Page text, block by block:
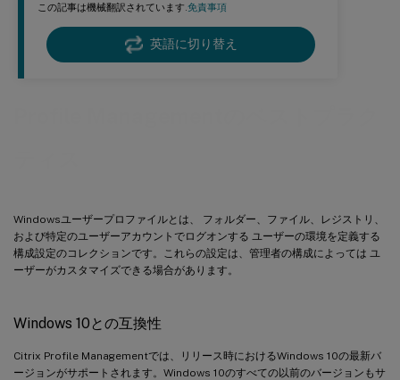
この記事は機械翻訳されています.免責事項
英語に切り替え
Windowsユーザープロファイルとは、 フォルダー、ファイル、レジストリ、
および特定のユーザーアカウントでログオンする ユーザーの環境を定義する
構成設定のコレクションです。これらの設定は、管理者の構成によっては ユ
ーザーがカスタマイズできる場合があります。
Windows 10との互換性
Citrix Profile Managementでは、リリース時におけるWindows 10の最新バ
ージョンがサポートされます。Windows 10のすべての以前のバージョンもサ
Microsoft資格情報の移動を有効にしたプロファイルストリーミング
プロファイルを効率的に同期する